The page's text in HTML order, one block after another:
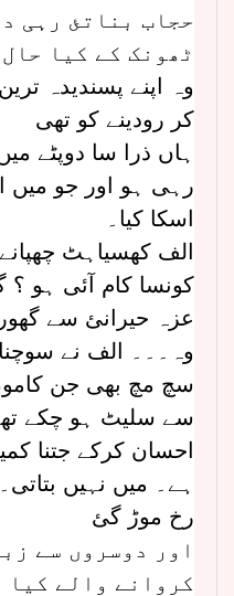
حجاب بناتئ رہی
ٹھونک کے کیا
وہ اپنے پسندیدہ
کر رودینے کو تھی
ہاں ذرا سا دوپٹے
رہی ہو اور جو میں
اسکا کیا۔
الف کھسیاہٹ
کونسا کام آئی ہو ؟
عزہ حیرانئ سے
وہ۔۔۔ الف نے
سچ مچ بھی جن
سے سلیٹ ہو چکے
احسان کرکے جتنا
ہے۔ میں نہیں
رخ موڑ گئ
اور دوسروں سے
کروانے والے کیا